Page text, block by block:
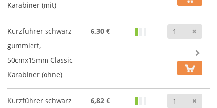
Karabiner (mit)
Kurzführer schwarz
gummiert,
50cmx15mm Classic
Karabiner (ohne)
6,30 €
Kurzführer schwarz
6,82 €